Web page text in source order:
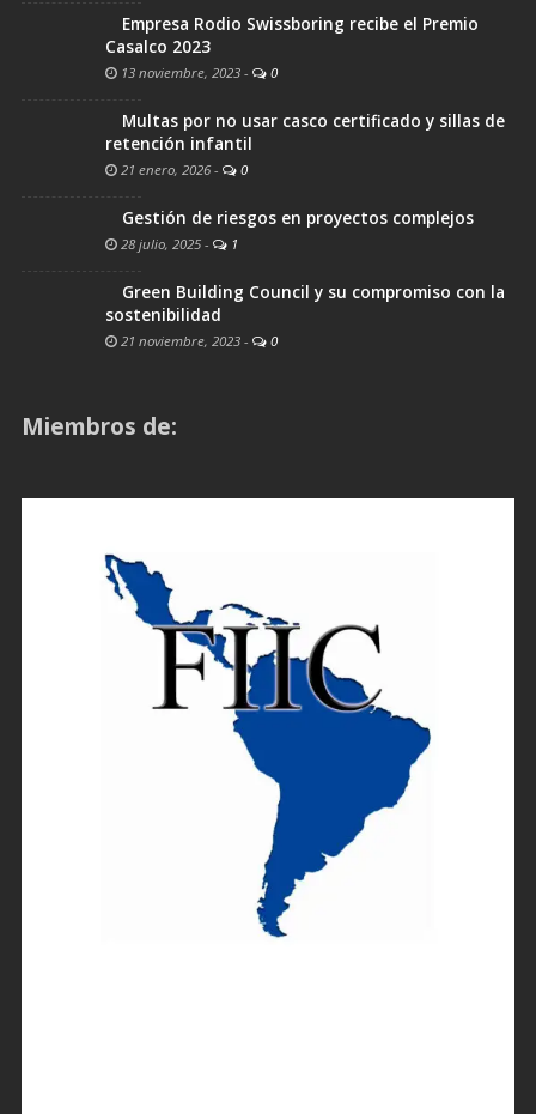
Empresa Rodio Swissboring recibe el Premio
Casalco 2023
13 noviembre, 2023 - 0
Multas por no usar casco certificado y sillas de
retención infantil
21 enero, 2026 - 0
Gestión de riesgos en proyectos complejos
28 julio, 2025 - 1
Green Building Council y su compromiso con la
sostenibilidad
21 noviembre, 2023 - 0
Miembros de: